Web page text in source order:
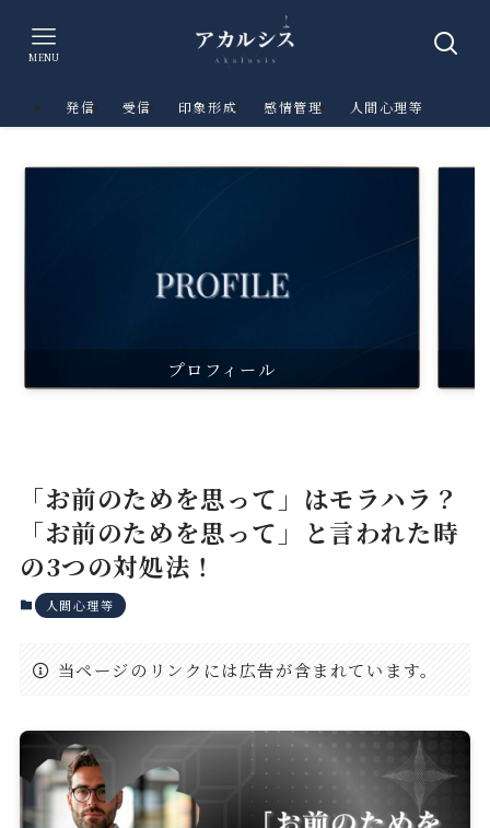
MENU
発信 受信 印象形成 感情管理 人間心理等
プロフィール
「お前のためを思って」はモラハラ？
「お前のためを思って」と言われた時
の3つの対処法！
人間心理等
当ページのリンクには広告が含まれています。